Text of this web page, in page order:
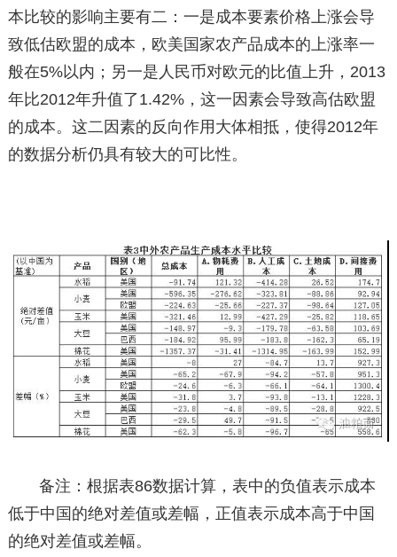
本比较的影响主要有二：一是成本要素价格上涨会导
致低估欧盟的成本，欧美国家农产品成本的上涨率一
般在5%以内；另一是人民币对欧元的比值上升，2013
年比2012年升值了1.42%，这一因素会导致高估欧盟
的成本。这二因素的反向作用大体相抵，使得2012年
的数据分析仍具有较大的可比性。
备注：根据表86数据计算，表中的负值表示成本
低于中国的绝对差值或差幅，正值表示成本高于中国
的绝对差值或差幅。